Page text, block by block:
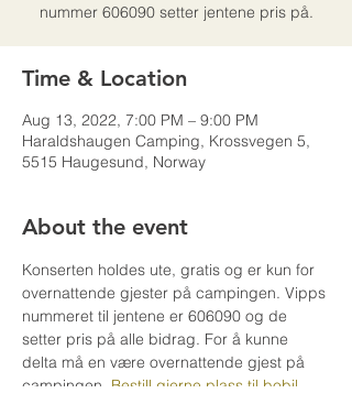
nummer 606090 setter jentene pris på.
Time & Location
Aug 13, 2022, 7:00 PM – 9:00 PM
Haraldshaugen Camping, Krossvegen 5,
5515 Haugesund, Norway
About the event
Konserten holdes ute, gratis og er kun for
overnattende gjester på campingen. Vipps
nummeret til jentene er 606090 og de
setter pris på alle bidrag. For å kunne
delta må en være overnattende gjest på
campingen. Bestill gjerne plass til bobil